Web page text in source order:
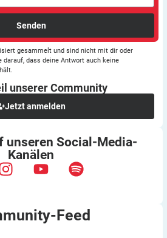
Senden
gesammelt und sind nicht mit dir oder
darauf, dass deine Antwort auch keine
unsererCommunity
Jetzt anmelden
unseren Social-Media-
Kanälen
Feed